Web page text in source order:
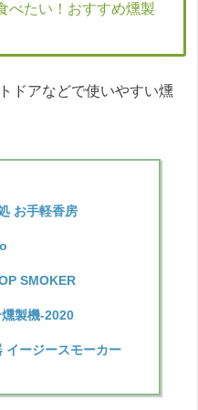
べたい！おすすめ燻製
ドアなどで使いやすい燻
お手軽香房
SMOKER
製機-2020
イージースモーカー